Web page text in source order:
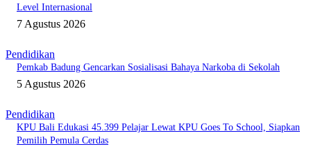
Level Internasional
7 Agustus 2026
Pendidikan
Pemkab Badung Gencarkan Sosialisasi Bahaya Narkoba di Sekolah
5 Agustus 2026
Pendidikan
KPU Bali Edukasi 45.399 Pelajar Lewat KPU Goes To School, Siapkan
Pemilih Pemula Cerdas